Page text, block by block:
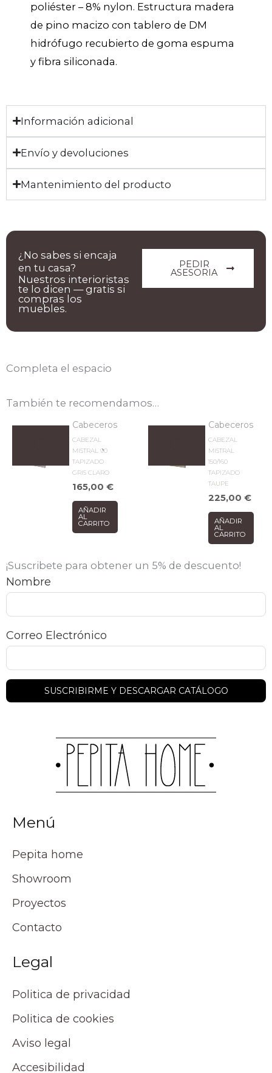
poliéster – 8% nylon. Estructura madera
de pino macizo con tablero de DM
hidrófugo recubierto de goma espuma
y fibra siliconada.
Información adicional
Envío y devoluciones
Mantenimiento del producto
PEDIR
ASESORIA
¿No sabes si encaja
en tu casa?
Nuestros interioristas
te lo dicen — gratis si
compras los
muebles.
Completa el espacio
También te recomendamos…
Cabeceros
CABEZAL
MISTRAL 90
TAPIZADO
GRIS CLARO
165,00€
AÑADIR
AL
CARRITO
Cabeceros
CABEZAL
MISTRAL
150/160
TAPIZADO
TAUPE
225,00€
AÑADIR
AL
CARRITO
¡Suscribete para obtener un 5% de descuento!
Nombre
Correo Electrónico
Menú
Pepita home
Showroom
Proyectos
Contacto
Legal
Politica de privacidad
Politica de cookies
Aviso legal
Accesibilidad